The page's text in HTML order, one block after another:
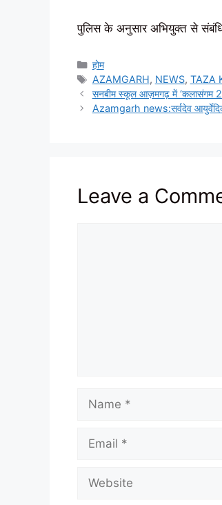
पुलिस के अनुसार अभियुक्त से
Categories
होम
Tags
AZAMGARH, NEWS, TAZA
सनबीम स्कूल आज़मगढ़ में ‘कलासंगम
Azamgarh news:सर्वदेव
Leave a
Name
Email
Website